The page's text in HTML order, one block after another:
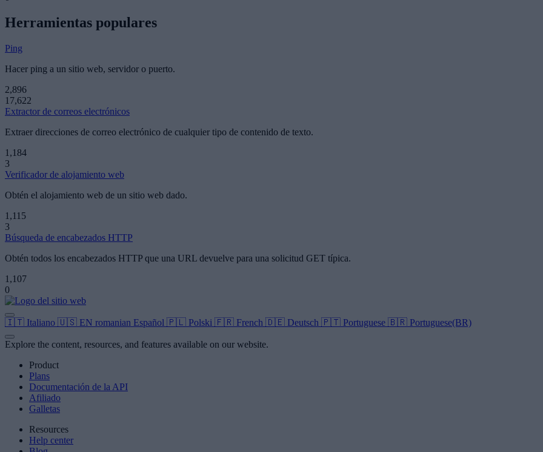
Herramientas populares
Ping
Hacer ping a un sitio web, servidor o puerto.
2,896
17,622
Extractor de correos electrónicos
Extraer direcciones de correo electrónico de cualquier tipo de contenido de texto.
1,184
3
Verificador de alojamiento web
Obtén el alojamiento web de un sitio web dado.
1,115
3
Búsqueda de encabezados HTTP
Obtén todos los encabezados HTTP que una URL devuelve para una solicitud GET típica.
1,107
0
🇮🇹 Italiano 🇺🇸 EN romanian Español 🇵🇱 Polski 🇫🇷 French 🇩🇪 Deutsch 🇵🇹 Portuguese 🇧🇷 Portuguese(BR)
Explore the content, resources, and features available on our website.
Product
Plans
Documentación de la API
Afiliado
Galletas
Resources
Help center